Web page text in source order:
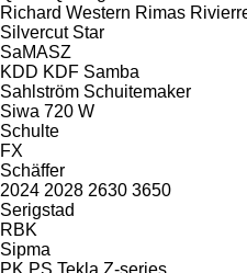
Richard Western Rimas
Silvercut Star
SaMASZ
KDD KDF Samba
Sahlström Schuitemaker
Siwa 720 W
Schulte
FX
Schäffer
2024 2028 2630 3650
Serigstad
RBK
Sipma
PK PS Tekla Z-series